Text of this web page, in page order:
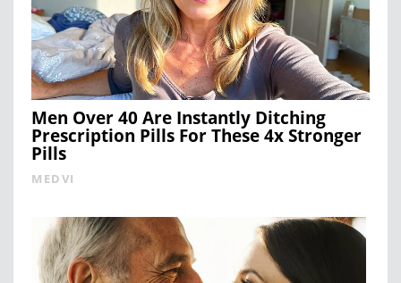
Men Over 40 Are Instantly Ditching
Prescription Pills For These 4x Stronger
Pills
MEDVI